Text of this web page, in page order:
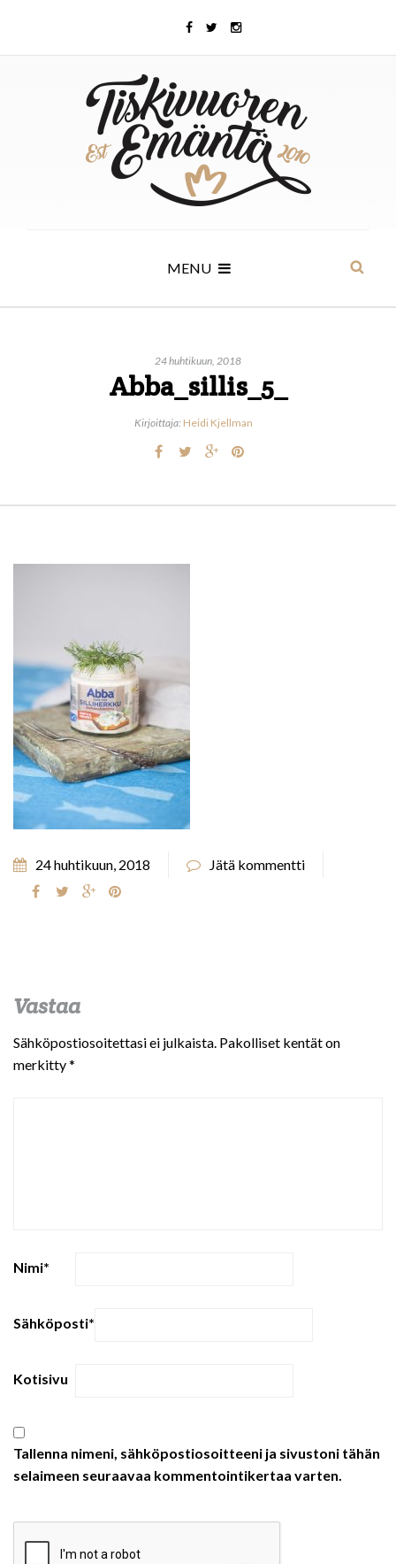
MENU
24 huhtikuun, 2018
Abba_sillis_5_
Kirjoittaja: Heidi Kjellman
24 huhtikuun, 2018 Jätä kommentti
Vastaa
Sähköpostiosoitettasi ei julkaista. Pakolliset kentät on
merkitty*
Nimi*
Sähköposti*
Kotisivu
Tallenna nimeni, sähköpostiosoitteeni ja sivustoni tähän
selaimeen seuraavaa kommentointikertaa varten.